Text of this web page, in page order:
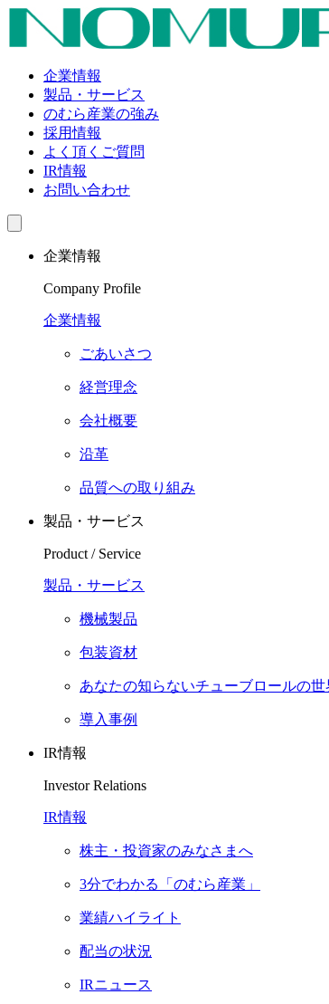
企業情報
製品・サービス
のむら産業の強み
採用情報
よく頂くご質問
IR情報
お問い合わせ
企業情報
Company Profile
企業情報
ごあいさつ
経営理念
会社概要
沿革
品質への取り組み
製品・サービス
Product / Service
製品・サービス
機械製品
包装資材
あなたの知らないチューブロールの世
導入事例
IR情報
Investor Relations
IR情報
株主・投資家のみなさまへ
3分でわかる「のむら産業」
業績ハイライト
配当の状況
IRニュース